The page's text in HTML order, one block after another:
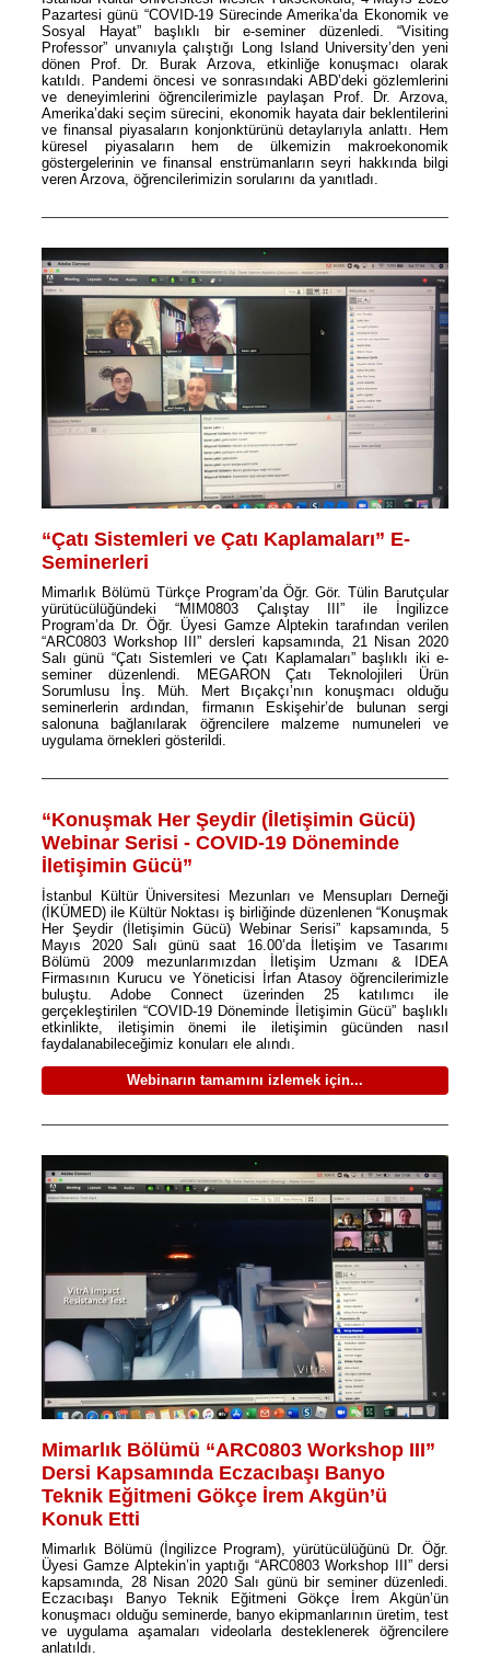
Pazartesi günü “COVID-19 Sürecinde Amerika’da Ekonomik ve
Sosyal Hayat” başlıklı bir e-seminer düzenledi. “Visiting
Professor” unvanıyla çalıştığı Long Island University’den yeni
dönen Prof. Dr. Burak Arzova, etkinliğe konuşmacı olarak
katıldı. Pandemi öncesi ve sonrasındaki ABD’deki gözlemlerini
ve deneyimlerini öğrencilerimizle paylaşan Prof. Dr. Arzova,
Amerika’daki seçim sürecini, ekonomik hayata dair beklentilerini
ve finansal piyasaların konjonktürünü detaylarıyla anlattı. Hem
küresel piyasaların hem de ülkemizin makroekonomik
göstergelerinin ve finansal enstrümanların seyri hakkında bilgi
veren Arzova, öğrencilerimizin sorularını da yanıtladı.
“Çatı Sistemleri ve Çatı Kaplamaları” E-
Seminerleri
Mimarlık Bölümü Türkçe Program’da Öğr. Gör. Tülin Barutçular
yürütücülüğündeki “MIM0803 Çalıştay III” ile İngilizce
Program’da Dr. Öğr. Üyesi Gamze Alptekin tarafından verilen
“ARC0803 Workshop III” dersleri kapsamında, 21 Nisan 2020
Salı günü “Çatı Sistemleri ve Çatı Kaplamaları” başlıklı iki e-
seminer düzenlendi. MEGARON Çatı Teknolojileri Ürün
Sorumlusu İnş. Müh. Mert Bıçakçı’nın konuşmacı olduğu
seminerlerin ardından, firmanın Eskişehir’de bulunan sergi
salonuna bağlanılarak öğrencilere malzeme numuneleri ve
uygulama örnekleri gösterildi.
“Konuşmak Her Şeydir (İletişimin Gücü)
Webinar Serisi - COVID-19 Döneminde
İletişimin Gücü”
İstanbul Kültür Üniversitesi Mezunları ve Mensupları Derneği
(İKÜMED) ile Kültür Noktası iş birliğinde düzenlenen “Konuşmak
Her Şeydir (İletişimin Gücü) Webinar Serisi” kapsamında, 5
Mayıs 2020 Salı günü saat 16.00’da İletişim ve Tasarımı
Bölümü 2009 mezunlarımızdan İletişim Uzmanı & IDEA
Firmasının Kurucu ve Yöneticisi İrfan Atasoy öğrencilerimizle
buluştu. Adobe Connect üzerinden 25 katılımcı ile
gerçekleştirilen “COVID-19 Döneminde İletişimin Gücü” başlıklı
etkinlikte, iletişimin önemi ile iletişimin gücünden nasıl
faydalanabileceğimiz konuları ele alındı.
Webinarın tamamını izlemek için...
Mimarlık Bölümü “ARC0803 Workshop III”
Dersi Kapsamında Eczacıbaşı Banyo
Teknik Eğitmeni Gökçe İrem Akgün’ü
Konuk Etti
Mimarlık Bölümü (İngilizce Program), yürütücülüğünü Dr. Öğr.
Üyesi Gamze Alptekin’in yaptığı “ARC0803 Workshop III” dersi
kapsamında, 28 Nisan 2020 Salı günü bir seminer düzenledi.
Eczacıbaşı Banyo Teknik Eğitmeni Gökçe İrem Akgün’ün
konuşmacı olduğu seminerde, banyo ekipmanlarının üretim, test
ve uygulama aşamaları videolarla desteklenerek öğrencilere
anlatıldı.